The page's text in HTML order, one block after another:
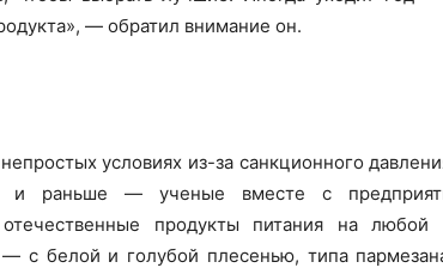
— обратил внимание он.
условиях из-за санкционного
и раньше — ученые вместе с
продукты питания на любой
с белой и голубой плесенью, типа